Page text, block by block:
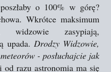
o 100% w górę?
Wkrótce maksimum
zasypiają,
upada. Drodzy Widzowie,
- posłuchajcie jak
od razu astronomia ma się